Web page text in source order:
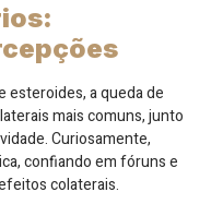
esteroides, a queda de
mais comuns, junto
Curiosamente,
confiando em fóruns e
colaterais.